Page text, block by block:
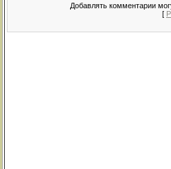
Добавлять комментарии
[